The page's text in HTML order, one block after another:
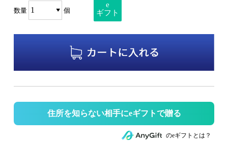
数量 個
e
ギフト
住所を知らない相手にeギフトで贈る
のeギフトとは？